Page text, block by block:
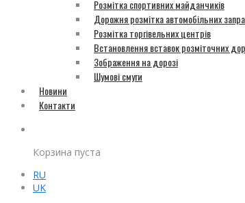
Розмітка спортивних майданчиків
Дорожня розмітка автомобільних
Розмітка торгівельних центрів
Встановлення вставок розміточних
Зображення на дорозі
Шумові смуги
Новини
Контакти
Корзина пуста
RU
UK